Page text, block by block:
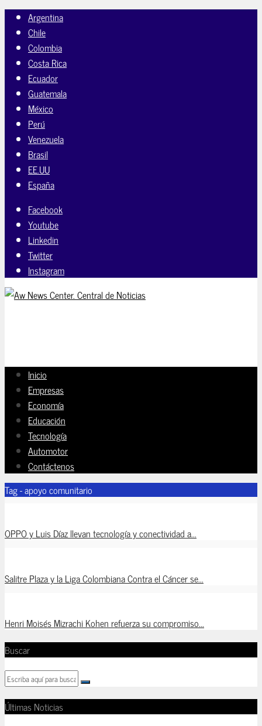
Argentina
Chile
Colombia
Costa Rica
Ecuador
Guatemala
México
Perú
Venezuela
Brasil
EE.UU
España
Facebook
Youtube
Linkedin
Twitter
Instagram
Inicio
Empresas
Economía
Educación
Tecnología
Automotor
Contáctenos
Tag - apoyo comunitario
OPPO y Luis Díaz llevan tecnología y conectividad a...
Salitre Plaza y la Liga Colombiana Contra el Cáncer se...
Henri Moisés Mizrachi Kohen refuerza su compromiso...
Buscar
Últimas Noticias